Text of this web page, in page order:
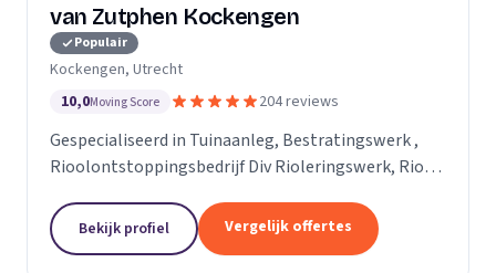
van Zutphen Kockengen
Populair
Kockengen, Utrecht
10,0Moving Score 204 reviews
Gespecialiseerd in Tuinaanleg, Bestratingswerk ,
Rioolontstoppingsbedrijf Div Rioleringswerk, Riool
vervangen. Rioolcamera, Riooldetectie...
Bekijk profiel Vergelijk offertes